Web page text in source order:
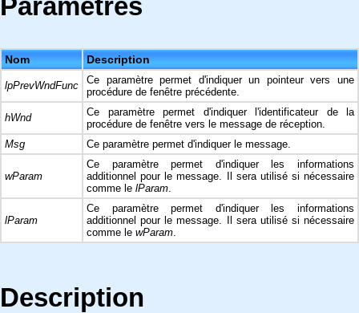
Paramètres
Nom Description
lpPrevWndFunc
Ce paramètre permet d'indiquer un pointeur vers une
procédure de fenêtre précédente.
hWnd
Ce paramètre permet d'indiquer l'identificateur de la
procédure de fenêtre vers le message de réception.
Msg
Ce paramètre permet d'indiquer le message.
wParam
Ce paramètre permet d'indiquer les informations
additionnel pour le message. Il sera utilisé si nécessaire
comme le lParam.
lParam
Ce paramètre permet d'indiquer les informations
additionnel pour le message. Il sera utilisé si nécessaire
comme le wParam.
Description